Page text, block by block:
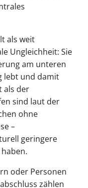
als weit
Ungleichheit: Sie
am unteren
lebt und damit
als der
sind laut der
ohne
–
geringere
oder Personen
zählen